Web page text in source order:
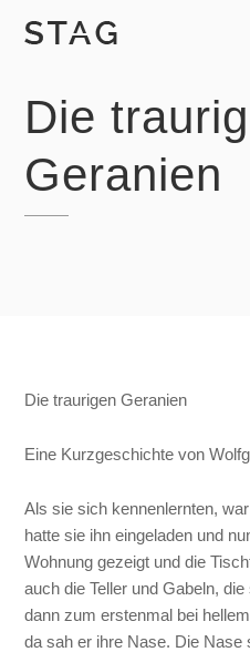
Die
Geranien
Die traurigen Geranien
Eine Kurzgeschichte von
Als sie sich kennenlernten,
hatte sie ihn eingeladen und
Wohnung gezeigt und die
auch die Teller und Gabeln,
dann zum erstenmal bei
da sah er ihre Nase. Die Nase